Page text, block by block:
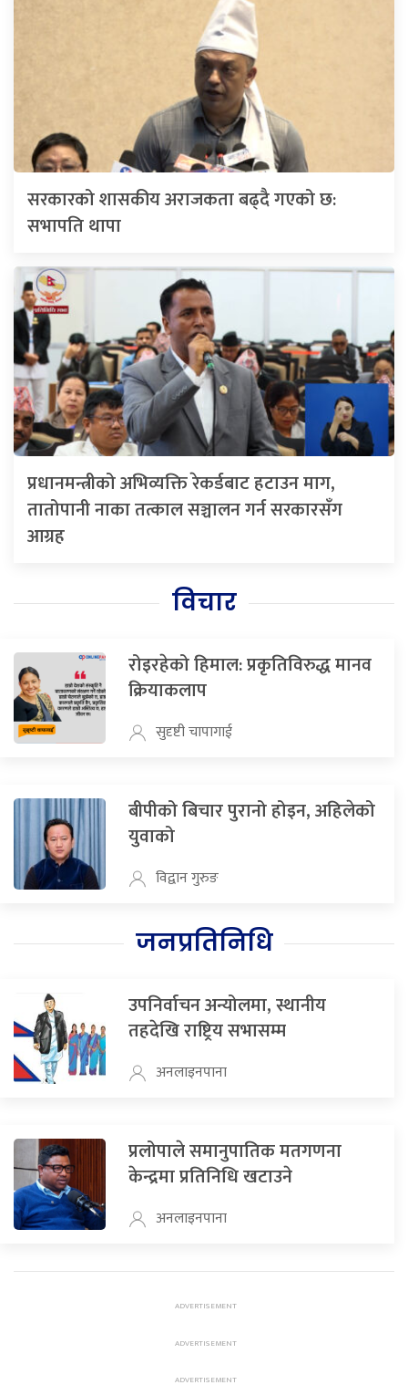
सरकारको शासकीय अराजकता बढ्दै गएको छ:
सभापति थापा
प्रधानमन्त्रीको अभिव्यक्ति रेकर्डबाट हटाउन माग,
तातोपानी नाका तत्काल सञ्चालन गर्न सरकारसँग
आग्रह
विचार
रोइरहेको हिमाल: प्रकृतिविरुद्ध मानव
क्रियाकलाप
सुदृष्टी चापागाई
बीपीको बिचार पुरानो होइन, अहिलेको
युवाको
विद्वान गुरुङ
जनप्रतिनिधि
उपनिर्वाचन अन्योलमा, स्थानीय
तहदेखि राष्ट्रिय सभासम्म
अनलाइनपाना
प्रलोपाले समानुपातिक मतगणना
केन्द्रमा प्रतिनिधि खटाउने
अनलाइनपाना